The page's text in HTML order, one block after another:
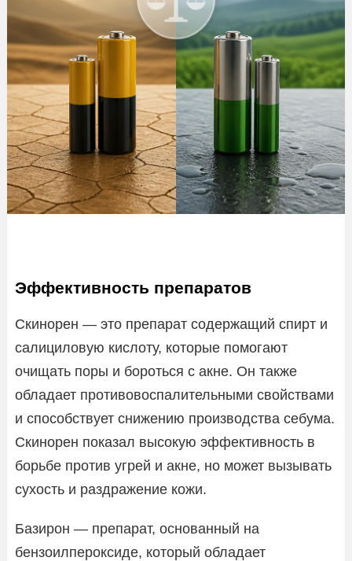
Эффективность препаратов
Скинорен — это препарат содержащий спирт и
салициловую кислоту, которые помогают
очищать поры и бороться с акне. Он также
обладает противовоспалительными свойствами
и способствует снижению производства себума.
Скинорен показал высокую эффективность в
борьбе против угрей и акне, но может вызывать
сухость и раздражение кожи.
Базирон — препарат, основанный на
бензоилпероксиде, который обладает